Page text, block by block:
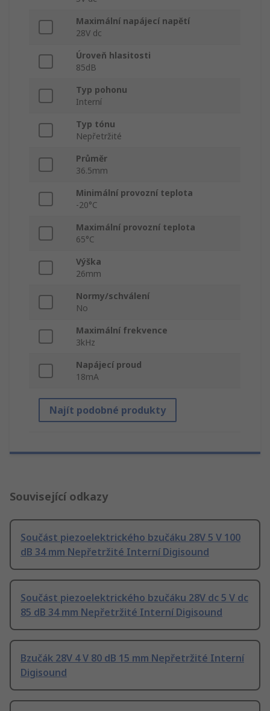
Maximální napájecí napětí
28V dc
Úroveň hlasitosti
85dB
Typ pohonu
Interní
Typ tónu
Nepřetržité
Průměr
36.5mm
Minimální provozní teplota
-20°C
Maximální provozní teplota
65°C
Výška
26mm
Normy/schválení
No
Maximální frekvence
3kHz
Napájecí proud
18mA
Najít podobné produkty
Související odkazy
Součást piezoelektrického bzučáku 28V 5 V 100
dB 34 mm Nepřetržité Interní Digisound
Součást piezoelektrického bzučáku 28V dc 5 V dc
85 dB 34 mm Nepřetržité Interní Digisound
Bzučák 28V 4 V 80 dB 15 mm Nepřetržité Interní
Digisound